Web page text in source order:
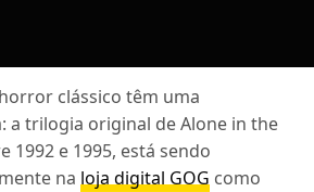
clássico têm uma
a trilogia original de Alone in the
1992 e 1995, está sendo
na loja digital GOG como